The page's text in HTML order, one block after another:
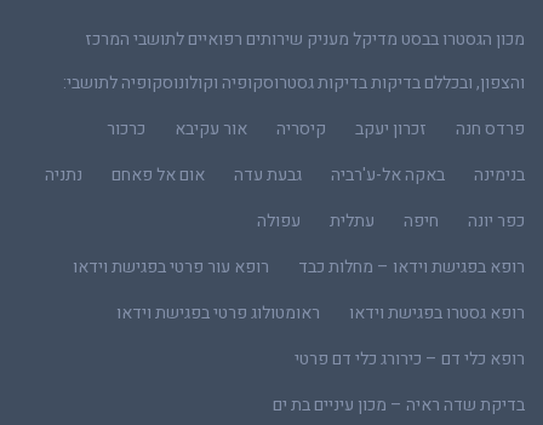
מכון הגסטרו בבסט מדיקל מעניק שירותים רפואיים לתושבי המרכז
והצפון, ובכללם בדיקות בדיקות גסטרוסקופיה וקולונוסקופיה לתושבי:
פרדס חנה
זכרון יעקב קיסריה אור עקיבא
כרכור
בנימינה
באקה אל-ע'רביה גבעת עדה אום אל פאחם
נתניה
כפר יונה
חיפה עתלית
עפולה
רופא בפגישת וידאו – מחלות כבד
רופא עור פרטי בפגישת וידאו
רופא גסטרו בפגישת וידאו
ראומטולוג פרטי בפגישת וידאו
רופא כלי דם – כירורג כלי דם פרטי
בדיקת שדה ראיה – מכון עיניים בת ים